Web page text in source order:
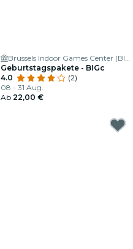
Brussels Indoor Games Center (BIGc) 🕹
Geburtstagspakete - BIGc
4.0
(2)
08 - 31 Aug.
Ab 22,00 €